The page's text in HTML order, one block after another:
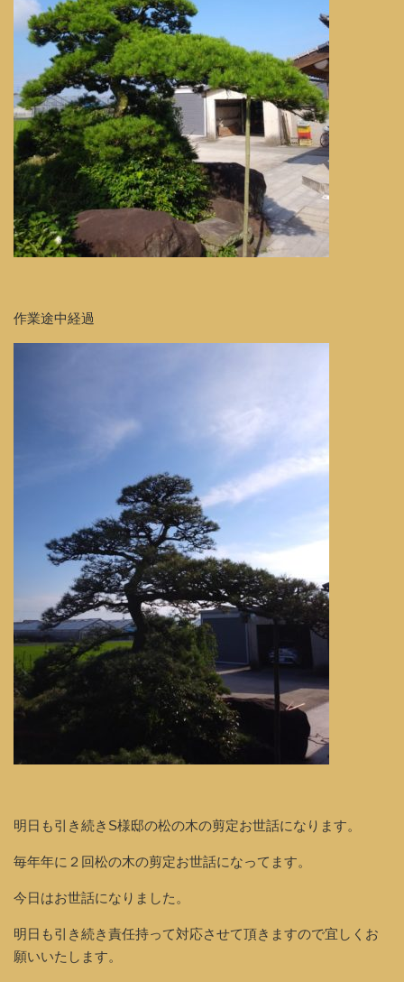
作業途中経過
明日も引き続きS様邸の松の木の剪定お世話になります。
毎年年に２回松の木の剪定お世話になってます。
今日はお世話になりました。
明日も引き続き責任持って対応させて頂きますので宜しくお
願いいたします。